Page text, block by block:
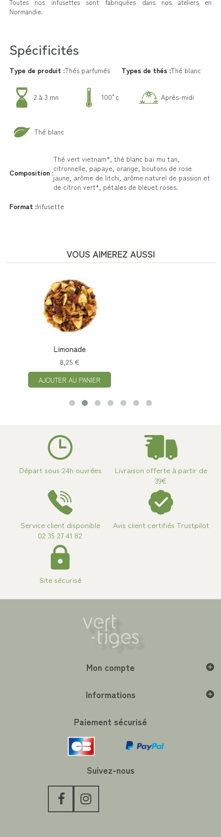
Toutes nos infusettes sont fabriquées dans nos ateliers en
Normandie.
Spécificités
Type de produit :Thés parfumés Types de thés :Thé blanc
2 à 3 mn 100°c Après-midi
Thé blanc
Composition :
Thé vert vietnam*, thé blanc baï mu tan,
citronnelle, papaye, orange, boutons de rose
jaune, arôme de litchi, arôme naturel de passion et
de citron vert*, pétales de bleuet roses.
Format :Infusette
VOUS AIMEREZ AUSSI
Limonade
AJOUTER AU PANIER
Départ sous 24h ouvrées
Livraison offerte à partir de
39€
Service client disponible
02 35 27 41 82
Avis client certifiés Trustpilot
Site sécurisé
Mon compte
Informations
Paiement sécurisé
Suivez-nous